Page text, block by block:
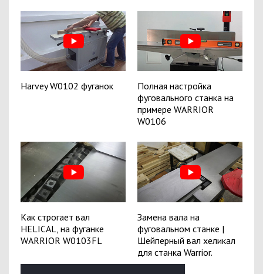
Harvey W0102 фуганок
Полная настройка
фуговального станка на
примере WARRIOR
W0106
Как строгает вал
HELICAL, на фуганке
WARRIOR W0103FL
Замена вала на
фуговальном станке |
Шейперный вал хеликал
для станка Warrior.